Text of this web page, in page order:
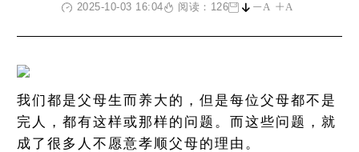
2025-10-03 16:04 阅读：126 A A
我们都是父母生而养大的，但是每位父母都不是
完人，都有这样或那样的问题。而这些问题，就
成了很多人不愿意孝顺父母的理由。